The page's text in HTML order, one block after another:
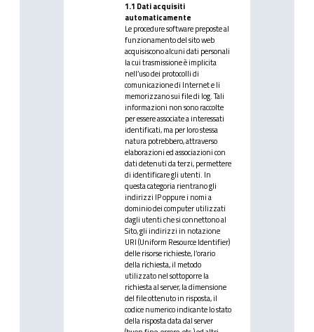
1.1 Dati acquisiti
automaticamente
Le procedure software preposte al
funzionamento del sito web
acquisiscono alcuni dati personali
la cui trasmissione è implicita
nell’uso dei protocolli di
comunicazione di Internet e li
memorizzano sui file di log. Tali
informazioni non sono raccolte
per essere associate a interessati
identificati, ma per loro stessa
natura potrebbero, attraverso
elaborazioni ed associazioni con
dati detenuti da terzi, permettere
di identificare gli utenti. In
questa categoria rientrano gli
indirizzi IP oppure i nomi a
dominio dei computer utilizzati
dagli utenti che si connettono al
Sito, gli indirizzi in notazione
URI (Uniform Resource Identifier)
delle risorse richieste, l’orario
della richiesta, il metodo
utilizzato nel sottoporre la
richiesta al server, la dimensione
del file ottenuto in risposta, il
codice numerico indicante lo stato
della risposta data dal server